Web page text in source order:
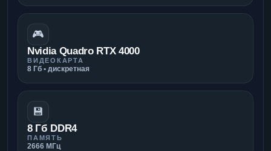
🎮
Nvidia Quadro RTX 4000
ВИДЕОКАРТА
8 Гб • дискретная
💾
8 Гб DDR4
ПАМЯТЬ
2666 МГц